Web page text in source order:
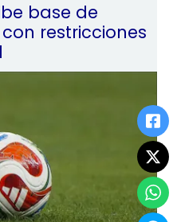
base de
restricciones